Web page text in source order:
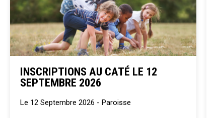
INSCRIPTIONS AU CATÉ LE 12
SEPTEMBRE 2026
Le 12 Septembre 2026 -Paroisse